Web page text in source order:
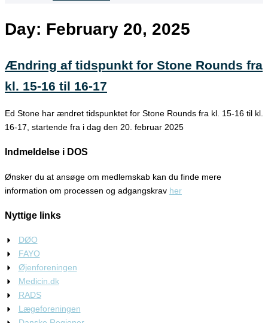
Day: February 20, 2025
Ændring af tidspunkt for Stone Rounds fra
kl. 15-16 til 16-17
Ed Stone har ændret tidspunktet for Stone Rounds fra kl. 15-16 til kl.
16-17, startende fra i dag den 20. februar 2025
Indmeldelse i DOS
Ønsker du at ansøge om medlemskab kan du finde mere
information om processen og adgangskrav her
Nyttige links
DØO
FAYO
Øjenforeningen
Medicin.dk
RADS
Lægeforeningen